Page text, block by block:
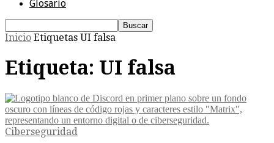
Glosario
Inicio Etiquetas UI falsa
Etiqueta: UI falsa
Ciberseguridad